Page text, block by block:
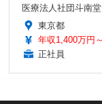
医療法人社団斗南
東京都
年収1,400万円
正社員